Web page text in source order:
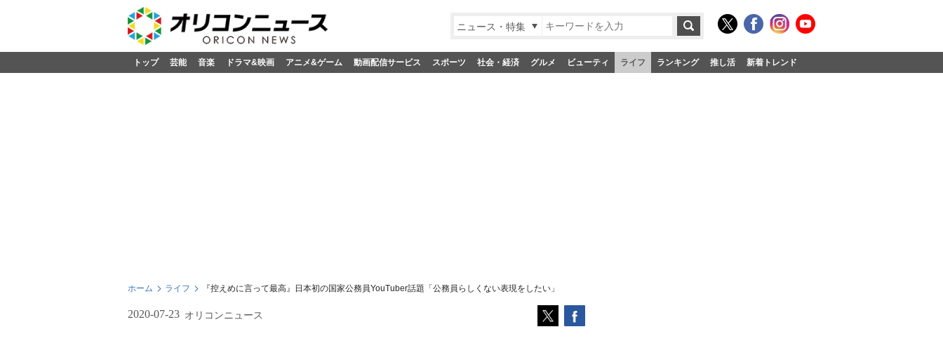
ニュース・特集
トップ 芸能 音楽 ドラマ&映画 アニメ&ゲーム 動画配信サービス スポーツ 社会・経済 グルメ ビューティ ライフ ランキング 推し活 新着トレンド
ホーム ライフ 『控えめに言って最高』日本初の国家公務員YouTuber話題「公務員らしくない表現をしたい」
2020-07-23 オリコンニュース